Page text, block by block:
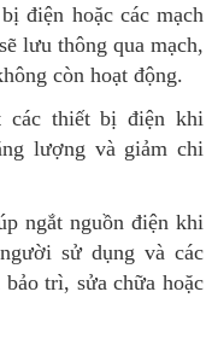
điện hoặc các mạch
lưu thông qua mạch,
còn hoạt động.
các thiết bị điện khi
lượng và giảm chi
ngắt nguồn điện khi
sử dụng và các
trì, sửa chữa hoặc